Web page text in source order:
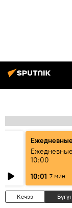
10:00
10:01 7 мин
Кечээ Бүгүн